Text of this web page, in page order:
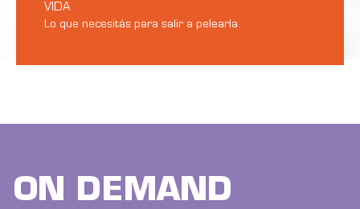
VIDA
Lo que necesitás para salir a pelearla.
ON DEMAND